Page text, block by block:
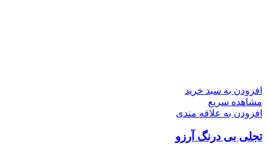
افزودن به سبد خرید
مشاهده سریع
افزودن به علاقه مندی
تجلی بی درنگ آرزو